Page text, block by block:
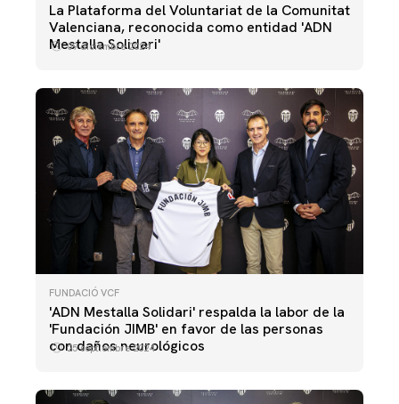
La Plataforma del Voluntariat de la Comunitat
Valenciana, reconocida como entidad 'ADN
Mestalla Solidari'
09 diciembre 2024
FUNDACIÓ VCF
'ADN Mestalla Solidari' respalda la labor de la
'Fundación JIMB' en favor de las personas
con daños neurológicos
25 septiembre 2024